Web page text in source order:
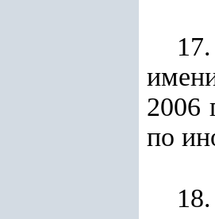
2006
по